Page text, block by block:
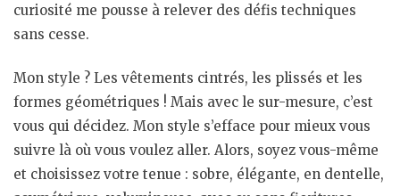
curiosité me pousse à relever des défis techniques
sans cesse.
Mon style ? Les vêtements cintrés, les plissés et les
formes géométriques ! Mais avec le sur-mesure, c’est
vous qui décidez. Mon style s’efface pour mieux vous
suivre là où vous voulez aller. Alors, soyez vous-même
et choisissez votre tenue : sobre, élégante, en dentelle,